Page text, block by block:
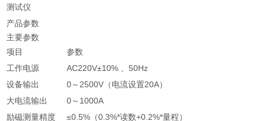
测试仪
产品参数
主要参数
项目
参数
工作电源
AC220V±10% 、50Hz
设备输出
0～2500V（电流设置20A）
大电流输出
0～1000A
励磁测量精度
≤0.5%（0.3%*读数+0.2%*量程）